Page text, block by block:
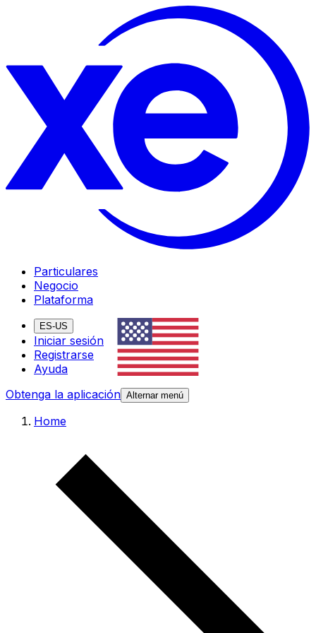
Particulares
Negocio
Plataforma
ES-US
Iniciar sesión
Registrarse
Ayuda
Obtenga la aplicación Alternar menú
Home